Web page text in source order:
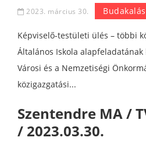
2023. március 30.
Képviselő-testületi ülés – többi
Általános Iskola
Városi és a Nemzetiségi
közigazgatási...
Szentendre MA /
/ 2023.03.30.